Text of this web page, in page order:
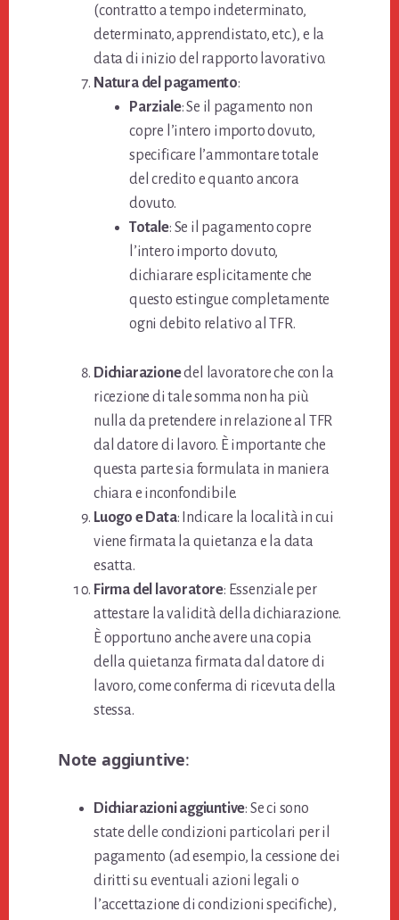
(contratto a tempo indeterminato,
determinato, apprendistato, etc.), e la
data di inizio del rapporto lavorativo.
Natura del pagamento:
Parziale: Se il pagamento non
copre l’intero importo dovuto,
specificare l’ammontare totale
del credito e quanto ancora
dovuto.
Totale: Se il pagamento copre
l’intero importo dovuto,
dichiarare esplicitamente che
questo estingue completamente
ogni debito relativo al TFR.
Dichiarazionedel lavoratore che con la
ricezione di tale somma non ha più
nulla da pretendere in relazione al TFR
dal datore di lavoro. È importante che
questa parte sia formulata in maniera
chiara e inconfondibile.
Luogo e Data: Indicare la località in cui
viene firmata la quietanza e la data
esatta.
Firma del lavoratore: Essenziale per
attestare la validità della dichiarazione.
È opportuno anche avere una copia
della quietanza firmata dal datore di
lavoro, come conferma di ricevuta della
stessa.
Note aggiuntive:
Dichiarazioni aggiuntive: Se ci sono
state delle condizioni particolari per il
pagamento (ad esempio, la cessione dei
diritti su eventuali azioni legali o
l’accettazione di condizioni specifiche),